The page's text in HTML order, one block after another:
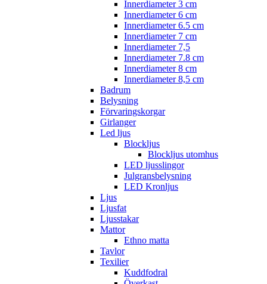
Innerdiameter 3 cm
Innerdiameter 6 cm
Innerdiameter 6.5 cm
Innerdiameter 7 cm
Innerdiameter 7,5
Innerdiameter 7.8 cm
Innerdiameter 8 cm
Innerdiameter 8,5 cm
Badrum
Belysning
Förvaringskorgar
Girlanger
Led ljus
Blockljus
Blockljus utomhus
LED ljusslingor
Julgransbelysning
LED Kronljus
Ljus
Ljusfat
Ljusstakar
Mattor
Ethno matta
Tavlor
Texilier
Kuddfodral